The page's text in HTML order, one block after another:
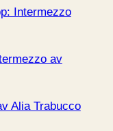
Intermezzo
av
Alia Trabucco